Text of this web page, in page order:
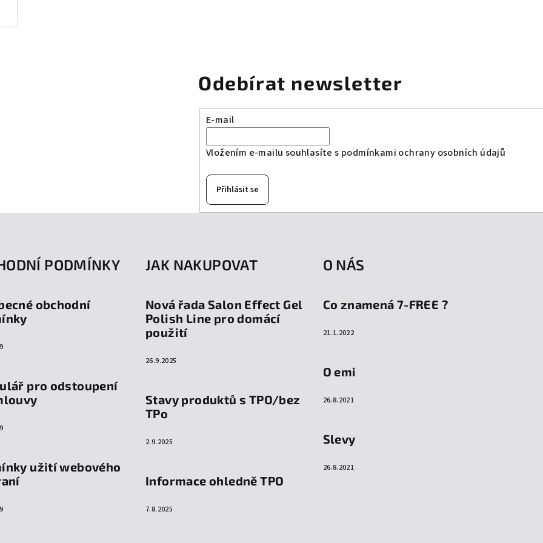
i
Odebírat newsletter
E-mail
Vložením e-mailu souhlasíte s podmínkami ochrany osobních údajů
Přihlásit se
PODMÍNKY
obchodní
pro odstoupení
užití webového
JAK NAKUPOVAT
Nová řada Salon Effect Gel
Polish Line pro domácí
použití
26.9.2025
Stavy produktů s TPO/bez
TPo
2.9.2025
Informace ohledně TPO
7.8.2025
O NÁS
Co znamená 7-FREE ?
21.1.2022
O emi
26.8.2021
Slevy
26.8.2021